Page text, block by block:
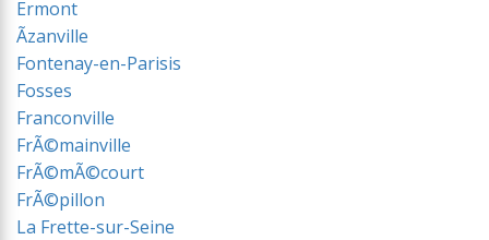
Ermont
Ãzanville
Fontenay-en-Parisis
Fosses
Franconville
FrÃ©mainville
FrÃ©mÃ©court
FrÃ©pillon
La Frette-sur-Seine